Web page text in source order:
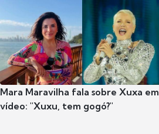
Mara Maravilha fala sobre Xuxa em
vídeo: "Xuxu, tem gogó?"